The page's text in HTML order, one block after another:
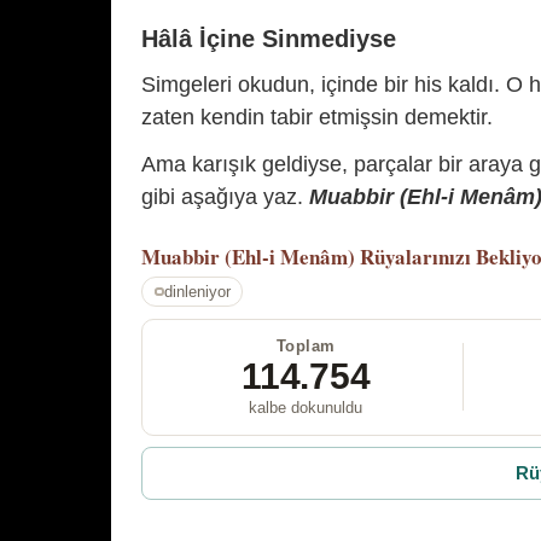
Hâlâ İçine Sinmediyse
Simgeleri okudun, içinde bir his kaldı. O
zaten kendin tabir etmişsin demektir.
Ama karışık geldiyse, parçalar bir araya
gibi aşağıya yaz. Muabbir (Ehl-i
Muabbir (Ehl-i Menâm) Rüyalarınızı
dinleniyor
Toplam
114.754
kalbe dokunuldu